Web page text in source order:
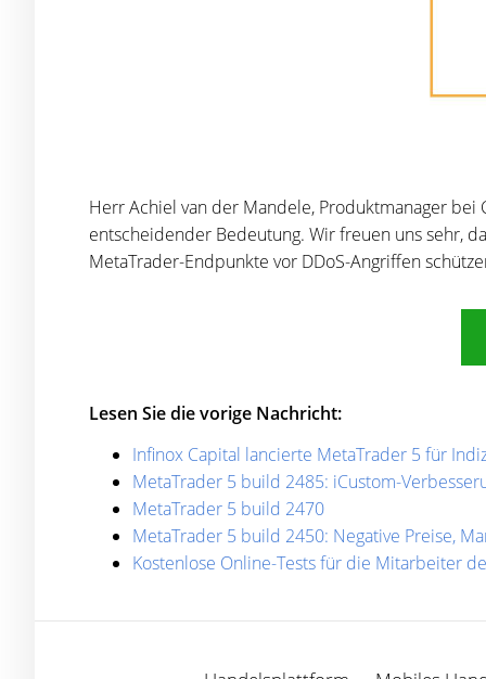
Herr Achiel van der Mandele, Produktmanager bei
entscheidender Bedeutung. Wir freuen uns sehr,
MetaTrader-Endpunkte vor DDoS-Angriffen
Lesen Sie die vorige Nachricht:
Infinox Capital lancierte MetaTrader 5 für
MetaTrader 5 build 2485: iCustom-
MetaTrader 5 build 2470
MetaTrader 5 build 2450: Negative Preise,
Kostenlose Online-Tests für die Mitarbeiter